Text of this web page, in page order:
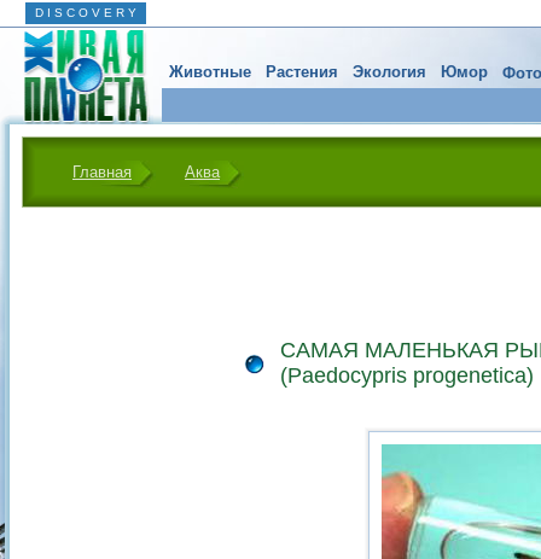
D I S C O V E R Y
Животные Растения Экология Юмор
Главная Аква
САМАЯ МАЛЕНЬКАЯ
(Paedocypris progenetica)